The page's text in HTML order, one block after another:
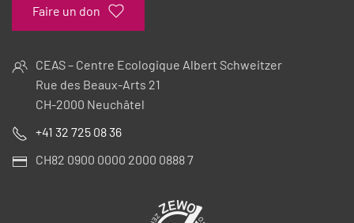
Faire un don
CEAS – Centre Ecologique Albert Schweitzer
Rue des Beaux-Arts 21
CH-2000 Neuchâtel
+41 32 725 08 36
CH82 0900 0000 2000 0888 7